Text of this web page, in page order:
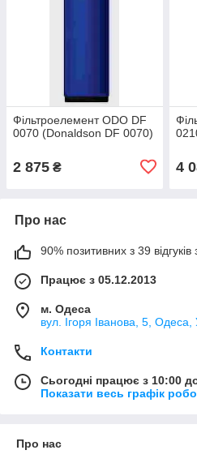
Фільтроелемент ODO DF
0070 (Donaldson DF 0070)
2 875 ₴ 4
Про нас
90% позитивних з 39 відгуків
Працює з 05.12.2013
м. Одеса
вул. Ігоря Іванова, 5, Одеса,
Контакти
Сьогодні працює з 10:00
Показати весь графік
Про нас